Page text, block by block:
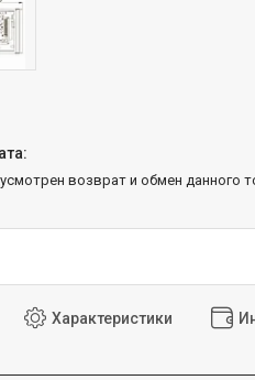
возврат и обмен данного
Характеристики